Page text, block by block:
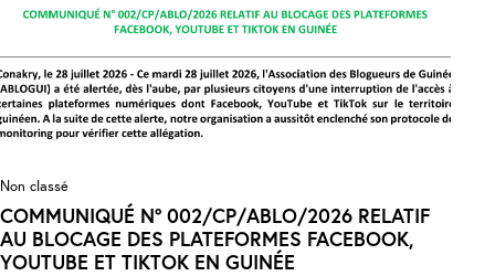
Non classé
COMMUNIQUÉ N° 002/CP/ABLO/2026 RELATIF
AU BLOCAGE DES PLATEFORMES FACEBOOK,
YOUTUBE ET TIKTOK EN GUINÉE